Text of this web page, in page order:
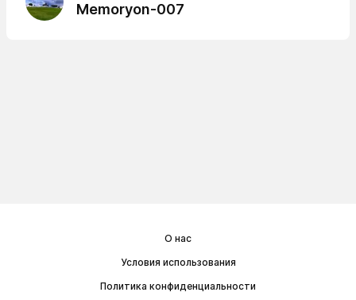
Memoryon-007
О нас
Условия использования
Политика конфиденциальности